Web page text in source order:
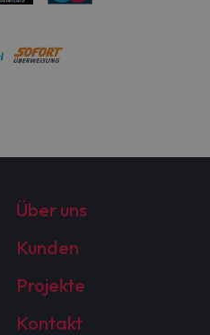
Über uns
Kunden
Projekte
Kontakt